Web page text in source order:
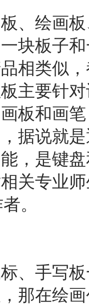
、绘画
块板子
相类似
主要针
板和画
据说就
，是键
关专业
。
、手写
那在绘